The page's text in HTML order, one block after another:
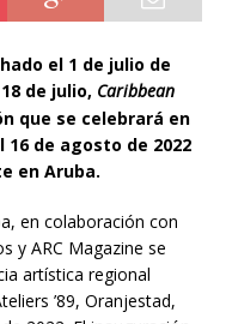
el 1 de julio de
de julio, Caribbean
que se celebrará en
16 de agosto de 2022
en Aruba.
en colaboración con
y ARC Magazine se
artística regional
’89, Oranjestad,